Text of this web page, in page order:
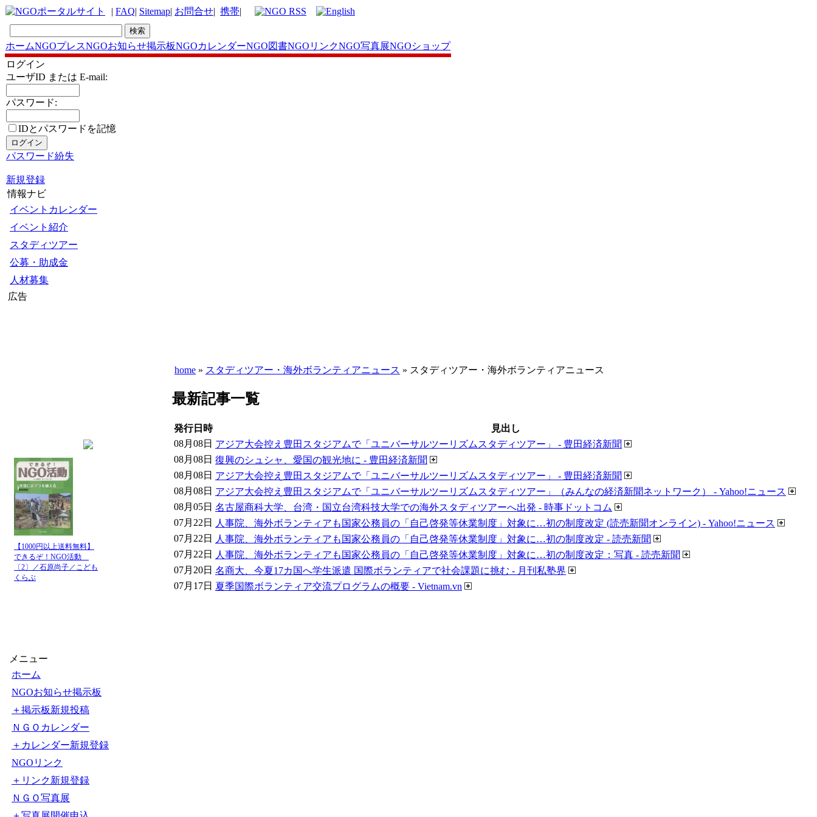
| FAQ| Sitemap| お問合せ| 携帯|
ホームNGOプレスNGOお知らせ掲示板NGOカレンダーNGO図書NGOリンクNGO写真展NGOショップ
ログイン
ユーザID または E-mail:
パスワード:
IDとパスワードを記憶
パスワード紛失
新規登録
情報ナビ
イベントカレンダー
イベント紹介
スタディツアー
公募・助成金
人材募集
広告
【1000円以上送料無料】
できるぞ！NGO活動
〔2〕／石原尚子／こども
くらぶ
メニュー
ホーム
NGOお知らせ掲示板
＋掲示板新規投稿
ＮＧＯカレンダー
＋カレンダー新規登録
NGOリンク
＋リンク新規登録
ＮＧＯ写真展
home » スタディツアー・海外ボランティアニュース » スタディツアー・海外ボランティアニュース
最新記事一覧
発行日時
見出し
08月08日 アジア大会控え豊田スタジアムで「ユニバーサルツーリズムスタディツアー」 - 豊田経済新聞
08月08日 復興のシュシャ、愛国の観光地に - 豊田経済新聞
08月08日 アジア大会控え豊田スタジアムで「ユニバーサルツーリズムスタディツアー」 - 豊田経済新聞
08月08日 アジア大会控え豊田スタジアムで「ユニバーサルツーリズムスタディツアー」（みんなの経済新聞ネットワーク） - Yahoo!ニュース
08月05日 名古屋商科大学、台湾・国立台湾科技大学での海外スタディツアーへ出発 - 時事ドットコム
07月22日
人事院、海外ボランティアも国家公務員の「自己啓発等休業制度」対象に…初の制度改定 (読売新聞オンライン) - Yahoo!ニュース
07月22日
人事院、海外ボランティアも国家公務員の「自己啓発等休業制度」対象に…初の制度改定 - 読売新聞
07月22日
人事院、海外ボランティアも国家公務員の「自己啓発等休業制度」対象に…初の制度改定：写真 - 読売新聞
07月20日 名商大、今夏17カ国へ学生派遣 国際ボランティアで社会課題に挑む - 月刊私塾界
07月17日 夏季国際ボランティア交流プログラムの概要 - Vietnam.vn